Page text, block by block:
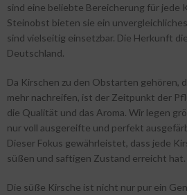
sind eine beliebte Bereicherung für jede
Steinobst bieten sie ein
sind vielseitig einsetzbar. Die Herkunft
Deutschland.
Da Kirschen zu den Obstarten gehören,
mehr nachreifen, ist der Zeitpunkt der
die Qualität und das Aroma. Wir legen
nur voll ausgereifte und perfekt
Dieser Fokus gewährleistet, dass jede
süßen und saftigen Zustand erreicht hat.
Die süße Kirsche ist nicht nur pur ein